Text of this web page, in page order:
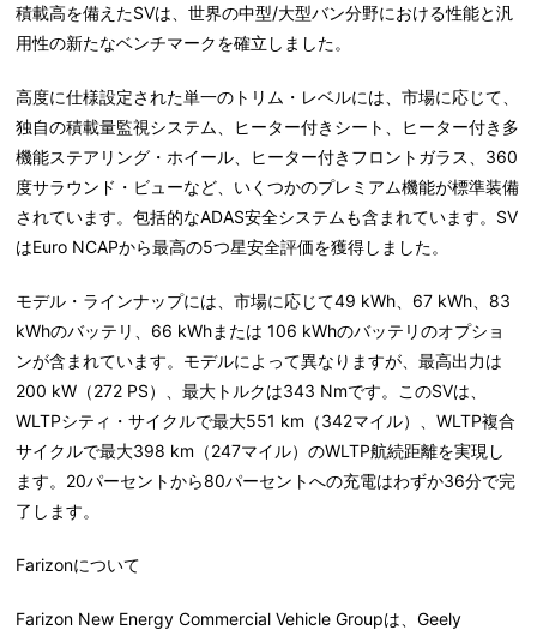
積載高を備えたSVは、世界の中型/大型バン分野における性能と汎
用性の新たなベンチマークを確立しました。
高度に仕様設定された単一のトリム・レベルには、市場に応じて、
独自の積載量監視システム、ヒーター付きシート、ヒーター付き多
機能ステアリング・ホイール、ヒーター付きフロントガラス、360
度サラウンド・ビューなど、いくつかのプレミアム機能が標準装備
されています。包括的なADAS安全システムも含まれています。SV
はEuro NCAPから最高の5つ星安全評価を獲得しました。
モデル・ラインナップには、市場に応じて49 kWh、67 kWh、83
kWhのバッテリ、66 kWhまたは 106 kWhのバッテリのオプショ
ンが含まれています。モデルによって異なりますが、最高出力は
200 kW（272 PS）、最大トルクは343 Nmです。このSVは、
WLTPシティ・サイクルで最大551 km（342マイル）、WLTP複合
サイクルで最大398 km（247マイル）のWLTP航続距離を実現し
ます。20パーセントから80パーセントへの充電はわずか36分で完
了します。
Farizonについて
Farizon New Energy Commercial Vehicle Groupは、Geely